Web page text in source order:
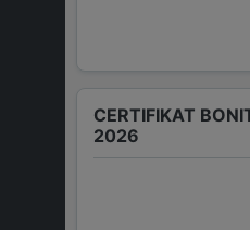
CERTIFIKAT
2026